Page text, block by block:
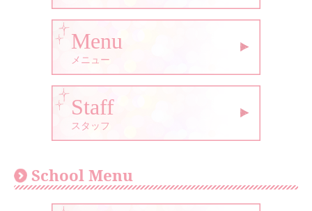
Menu
メニュー
Staff
スタッフ
School Menu